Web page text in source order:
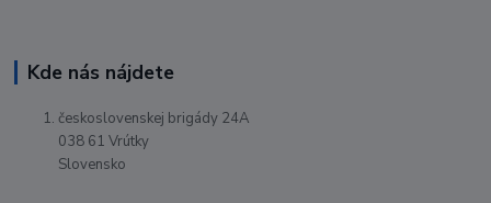
Kde nás nájdete
československej brigády 24A
038 61 Vrútky
Slovensko